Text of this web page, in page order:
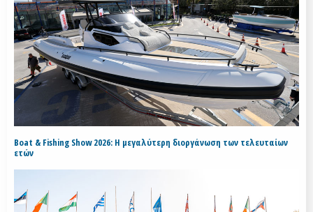
Boat & Fishing Show 2026: Η μεγαλύτερη διοργάνωση των τελευταίων
ετών